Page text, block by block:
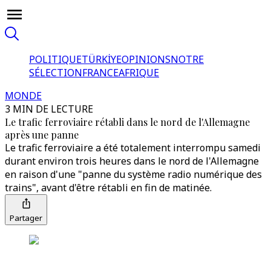
POLITIQUETÜRKİYEOPINIONSNOTRE
SÉLECTIONFRANCEAFRIQUE
MONDE
3 MIN DE LECTURE
Le trafic ferroviaire rétabli dans le nord de l'Allemagne
après une panne
Le trafic ferroviaire a été totalement interrompu samedi
durant environ trois heures dans le nord de l'Allemagne
en raison d'une "panne du système radio numérique des
trains", avant d'être rétabli en fin de matinée.
Partager